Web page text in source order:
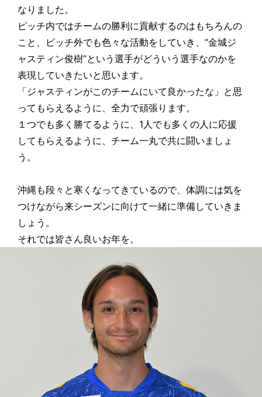
なりました。
ピッチ内ではチームの勝利に貢献するのはもちろんの
こと、ピッチ外でも色々な活動をしていき、“金城ジ
ャスティン俊樹”という選手がどういう選手なのかを
表現していきたいと思います。
「ジャスティンがこのチームにいて良かったな」と思
ってもらえるように、全力で頑張ります。
１つでも多く勝てるように、1人でも多くの人に応援
してもらえるように、チーム一丸で共に闘いましょ
う。
沖縄も段々と寒くなってきているので、体調には気を
つけながら来シーズンに向けて一緒に準備していきま
しょう。
それでは皆さん良いお年を。